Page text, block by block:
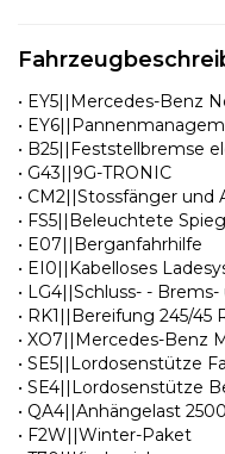
• EY5||Mercedes-Benz
•
• B25||Feststellbremse
• G43||9G-TRONIC
• CM2||Stossfänger
• FS5||Beleuchtete
• E07||Berganfahrhilfe
• EI0||Kabelloses
• LG4||Schluss- -
• RK1||Bereifung 245/45
• XO7||Mercedes-Benz
• SE5||Lordosenstütze
• SE4||Lordosenstütze
• QA4||Anhängelast
• F2W||Winter-Paket